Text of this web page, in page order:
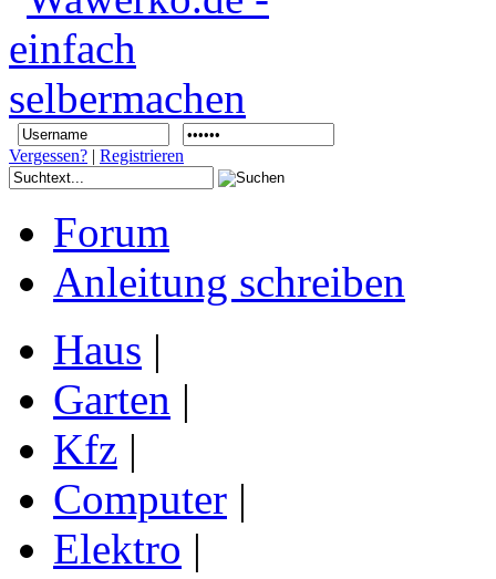
Vergessen? | Registrieren
Forum
Anleitung schreiben
Haus |
Garten |
Kfz |
Computer |
Elektro |